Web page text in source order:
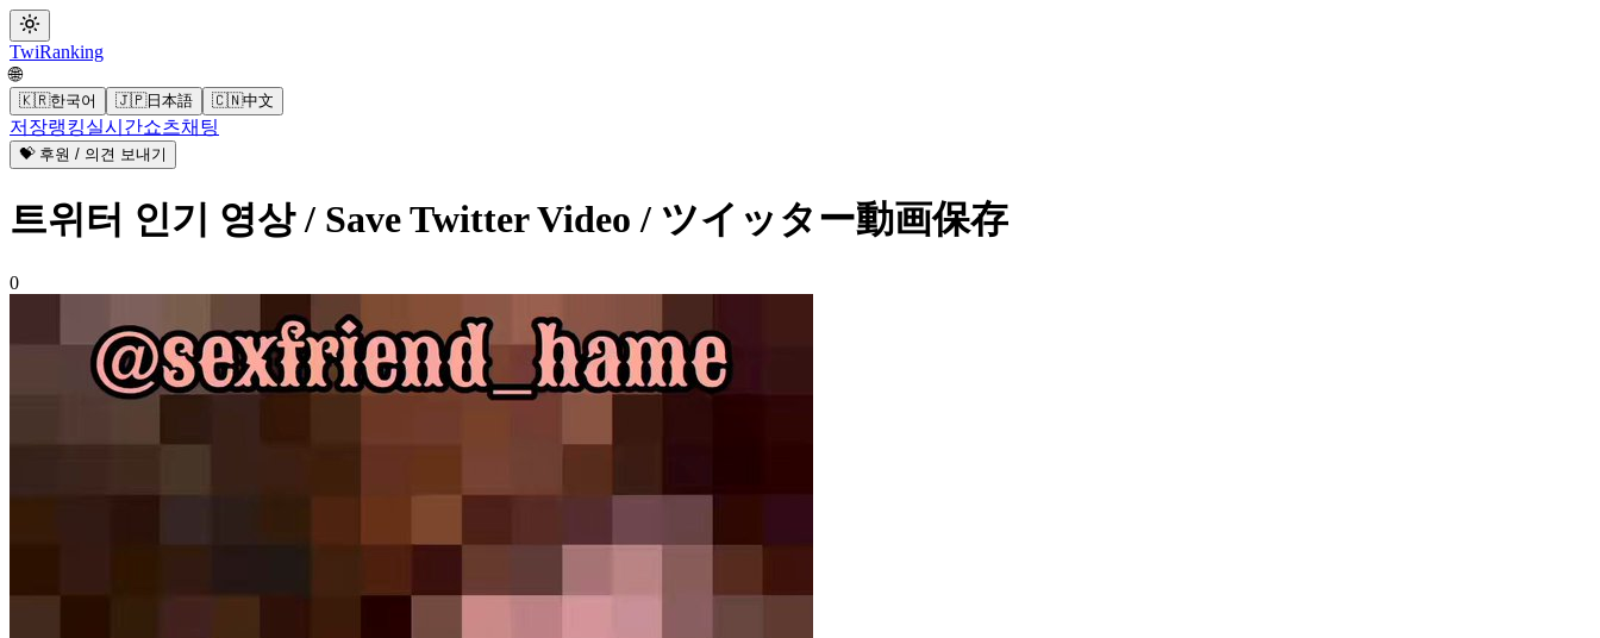
TwiRanking
🌐
🇰🇷한국어 🇯🇵日本語 🇨🇳中文
저장랭킹실시간쇼츠채팅
💝 후원 / 의견 보내기
트위터 인기 영상 / Save Twitter Video / ツイッター動画保存
0